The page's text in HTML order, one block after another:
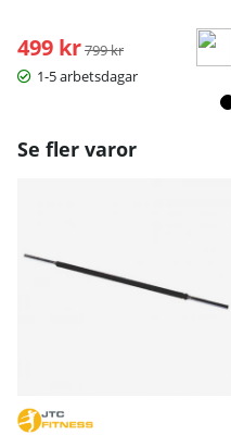
499 krOrdinarie pris:
799 kr
1-5 arbetsdagar
Se fler varor